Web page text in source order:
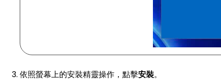
依照螢幕上的安裝精靈操作，點擊安裝。